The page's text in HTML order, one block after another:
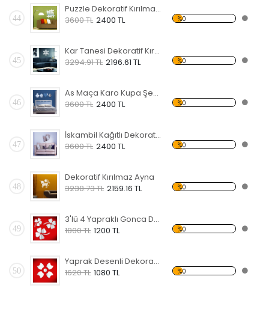
44
Puzzle Dekoratif Kırılmaz Ayna
3600 TL 2400 TL %0
45
Kar Tanesi Dekoratif Kırılmaz Ayna
3294.91 TL 2196.61 TL %0
46
As Maça Karo Kupa Şekilli Dekoratif Kırılmaz Ayna
3600 TL 2400 TL %0
47
İskambil Kağıtlı Dekoratif Kırılmaz Ayna
3600 TL 2400 TL %0
48
Dekoratif Kırılmaz Ayna
3238.73 TL 2159.16 TL %0
49
3'lü 4 Yapraklı Gonca Dekoratif Kırılmaz Ayna
1800 TL 1200 TL %0
50
Yaprak Desenli Dekoratif Kırılmaz Ayna
1620 TL 1080 TL %0